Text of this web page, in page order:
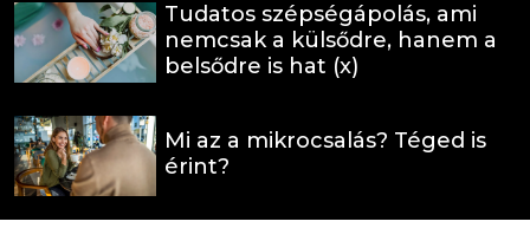
Tudatos szépségápolás, ami
nemcsak a külsődre, hanem a
belsődre is hat (x)
Mi az a mikrocsalás? Téged is
érint?